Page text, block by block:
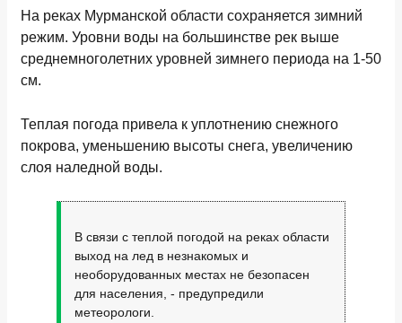
На реках Мурманской области сохраняется зимний
режим. Уровни воды на большинстве рек выше
среднемноголетних уровней зимнего периода на 1-50
см.
Теплая погода привела к уплотнению снежного
покрова, уменьшению высоты снега, увеличению
слоя наледной воды.
В связи с теплой погодой на реках области
выход на лед в незнакомых и
необорудованных местах не безопасен
для населения, - предупредили
метеорологи.